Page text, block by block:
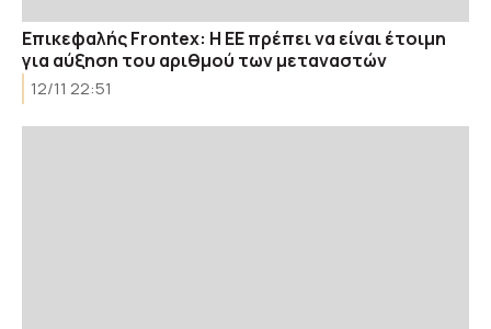
Επικεφαλής Frontex: Η ΕΕ πρέπει να είναι έτοιμη
για αύξηση του αριθμού των μεταναστών
12/11 22:51